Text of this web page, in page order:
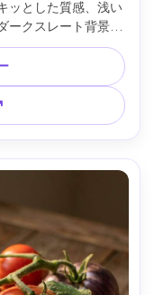
ッとした質感、浅い
クスレート背景と
クロレンズ・f/2.8、
ール、エディトリア